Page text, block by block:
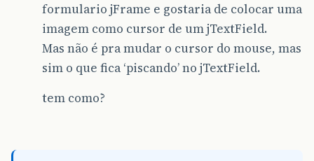
formulario jFrame e gostaria de colocar uma
imagem como cursor de um jTextField.
Mas não é pra mudar o cursor do mouse, mas
sim o que fica ‘piscando’ no jTextField.
tem como?